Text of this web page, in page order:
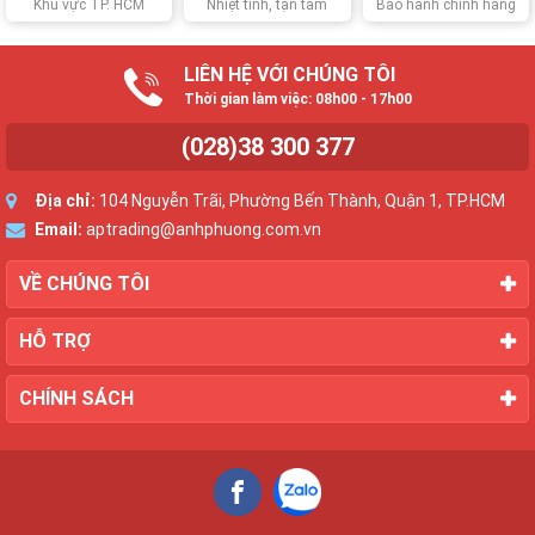
Khu vực TP. HCM
Nhiệt tình, tận tâm
Bảo hành chính hãng
LIÊN HỆ VỚI CHÚNG TÔI
Thời gian làm việc: 08h00 - 17h00
(028)38 300 377
Địa chỉ: 104 Nguyễn Trãi, Phường Bến Thành, Quận 1, TP.HCM
Email: aptrading@anhphuong.com.vn
VỀ CHÚNG TÔI
HỖ TRỢ
CHÍNH SÁCH